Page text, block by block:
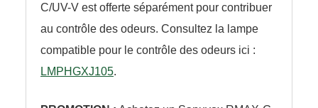
C/UV-V est offerte séparément pour contribuer
au contrôle des odeurs. Consultez la lampe
compatible pour le contrôle des odeurs ici :
LMPHGXJ105.